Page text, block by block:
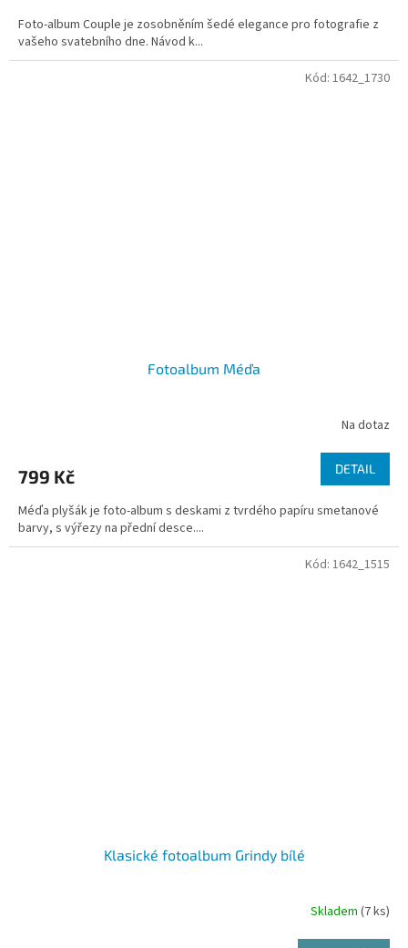
Foto-album Couple je zosobněním šedé elegance pro fotografie z
vašeho svatebního dne. Návod k...
Fotoalbum Méďa
Na dotaz
799 Kč DETAIL
Méďa plyšák je foto-album s deskami z tvrdého papíru smetanové
barvy, s výřezy na přední desce....
Kód: 1642_1730
Klasické fotoalbum Grindy bílé
Skladem (7 ks)
Kód: 1642_1515